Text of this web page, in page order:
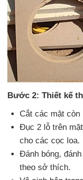
Bước 2: Thiết kế
Cắt các mặt còn
Đục 2 lỗ trên
cho các cọc loa.
Đánh bóng,
theo sở thích.